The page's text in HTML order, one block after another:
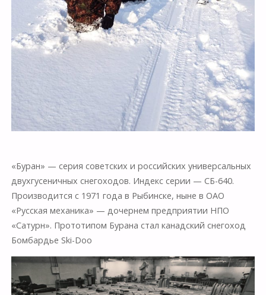
«Буран» — серия советских и российских универсальных
двухгусеничных снегоходов. Индекс серии — СБ-640.
Производится с 1971 года в Рыбинске, ныне в ОАО
«Русская механика» — дочернем предприятии НПО
«Сатурн». Прототипом Бурана стал канадский снегоход
Бомбардье Ski-Doo